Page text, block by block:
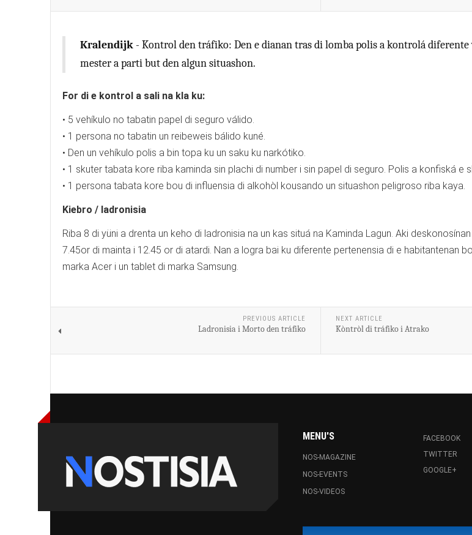
Kralendijk - Kontrol den tráfiko: Den e dianan tras di lomba polis a kontrolá
mester a parti but den algun situashon.
For di e kontrol a sali na kla ku:
• 5 vehíkulo no tabatin papel di seguro válido.
• 1 persona no tabatin un reibeweis bálido kuné.
• Den un vehíkulo polis a bin topa ku un saku ku narkótiko.
• 1 skuter tabata kore riba kaminda sin plachi di number i sin papel di seguro. Polis a konfiská e
• 1 persona tabata kore bou di influensia di alkohòl kousando un situashon peligroso riba kaya.
Kiebro / ladronisia
Riba 8 di yüni a drenta un keho di ladronisia na un kas situá na Kaminda Lagun. Aki
7.45or di mainta i 12.45 or di atardi. Nan a logra bai ku diferente pertenensia di e habitantenan
marka Acer i un tablet di marka Samsung.
PREVIOUS ARTICLE
Ladronisia i Morto den tráfiko
NEXT ARTICLE
Kòntròl di tráfiko i Atrako
MENU'S
NOS-MAGAZINE
NOS-EVENTS
NOS-VIDEOS
FACEBOOK
TWITTER
GOOGLE+